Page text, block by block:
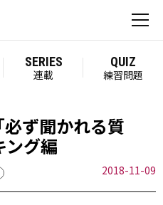
SERIES
連載
QUIZ
練習問題
ず聞かれる質
ング編
2018-11-09